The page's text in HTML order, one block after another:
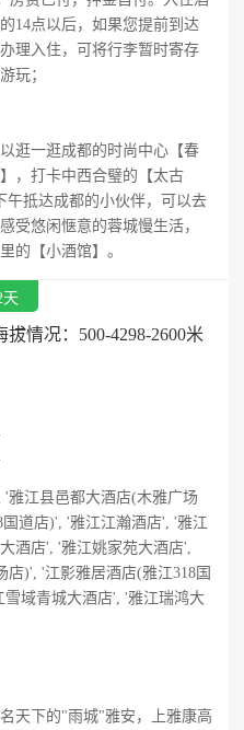
14点以后，如果您提前到达
理入住，可将行李暂时寄存
玩；
逛一逛成都的时尚中心【春
，打卡中西合璧的【太古
午抵达成都的小伙伴，可以去
受悠闲惬意的蓉城慢生活，
的【小酒馆】。
天
情况：500-4298-2600米
雅江县邑都大酒店(木雅广场
道店)', '雅江江瀚酒店', '雅江
酒店', '雅江姚家苑大酒店',
)', '江影雅居酒店(雅江318国
域青城大酒店', '雅江瑞鸿大
天下的"雨城"雅安，上雅康高